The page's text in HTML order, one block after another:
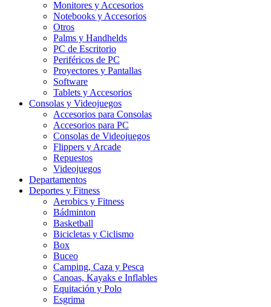
Monitores y Accesorios
Notebooks y Accesorios
Otros
Palms y Handhelds
PC de Escritorio
Periféricos de PC
Proyectores y Pantallas
Software
Tablets y Accesorios
Consolas y Videojuegos
Accesorios para Consolas
Accesorios para PC
Consolas de Videojuegos
Flippers y Arcade
Repuestos
Videojuegos
Departamentos
Deportes y Fitness
Aerobics y Fitness
Bádminton
Basketball
Bicicletas y Ciclismo
Box
Buceo
Camping, Caza y Pesca
Canoas, Kayaks e Inflables
Equitación y Polo
Esgrima